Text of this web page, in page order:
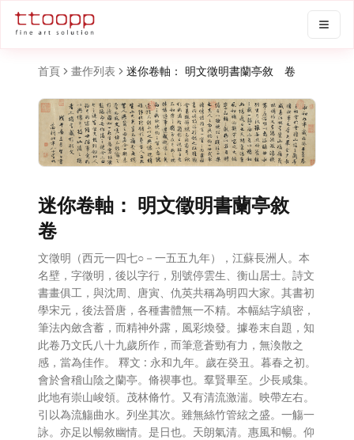
首頁 畫作列表 迷你卷軸： 明文徵明書蘭亭敘 卷
迷你卷軸： 明文徵明書蘭亭敘
卷
文徵明（西元一四七○－一五五九年），江蘇長洲人。本
名壁，字徵明，後以字行，別號停雲生、衡山居士。詩文
書畫俱工，與沈周、唐寅、仇英共稱為明四大家。其書初
學宋元，後法晉唐，各種書體無一不精。本幅結字縝密，
筆法內斂含蓄，而精神外露，風彩煥發。據卷末自題，知
此卷乃文氏八十九歲所作，而筆意蒼勁有力，無渙散之
感，當為佳作。 釋文 : 永和九年。歲在癸丑。暮春之初。
會於會稽山陰之蘭亭。脩禊事也。羣賢畢至。少長咸集。
此地有崇山峻領。茂林脩竹。又有清流激湍。映帶左右。
引以為流觴曲水。列坐其次。雖無絲竹管絃之盛。一觴一
詠。亦足以暢敘幽情。是日也。天朗氣清。惠風和暢。仰